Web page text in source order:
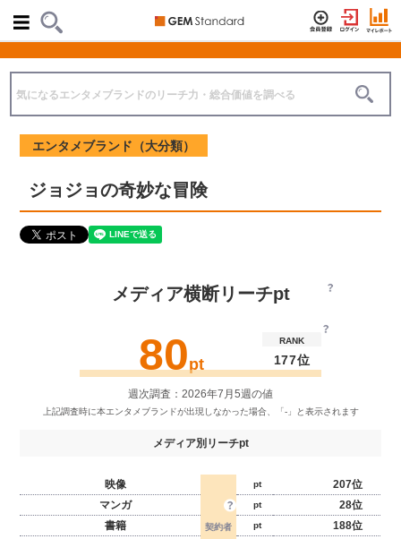
エンタメブランド（大分類）
ジョジョの奇妙な冒険
メディア横断リーチpt
80pt
RANK
177位
週次調査：2026年7月5週の値
メディア別リーチpt
映像 pt
207位
マンガ
pt
28位
書籍
pt
188位